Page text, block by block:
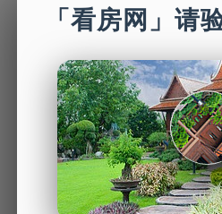
「看房网」请